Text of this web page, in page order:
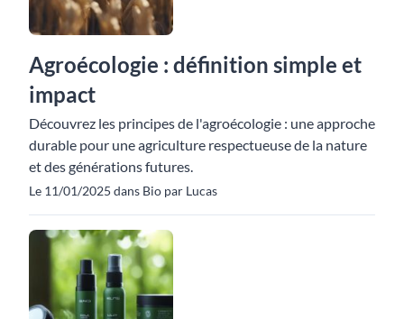
Agroécologie : définition simple et
impact
Découvrez les principes de l'agroécologie : une approche
durable pour une agriculture respectueuse de la nature
et des générations futures.
Le 11/01/2025 dans Bio par Lucas